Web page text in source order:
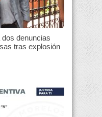
denuncias
tras explosión